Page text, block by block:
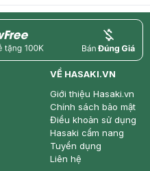
price
VỀ HASAKI.VN
Giới thiệu Hasaki.vn
Chính sách bảo mật
Điều khoản sử dụng
Hasaki cẩm nang
Tuyển dụng
Liên hệ